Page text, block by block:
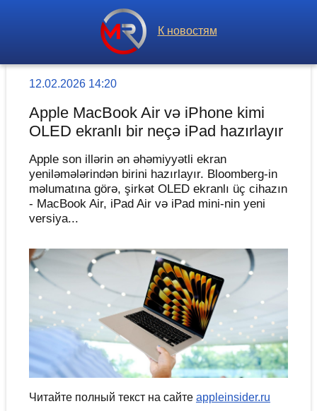
К новостям
12.02.2026 14:20
Apple MacBook Air və iPhone kimi
OLED ekranlı bir neçə iPad hazırlayır
Apple son illərin ən əhəmiyyətli ekran
yeniləmələrindən birini hazırlayır. Bloomberg-in
məlumatına görə, şirkət OLED ekranlı üç cihazın
- MacBook Air, iPad Air və iPad mini-nin yeni
versiya...
Читайте полный текст на сайте appleinsider.ru